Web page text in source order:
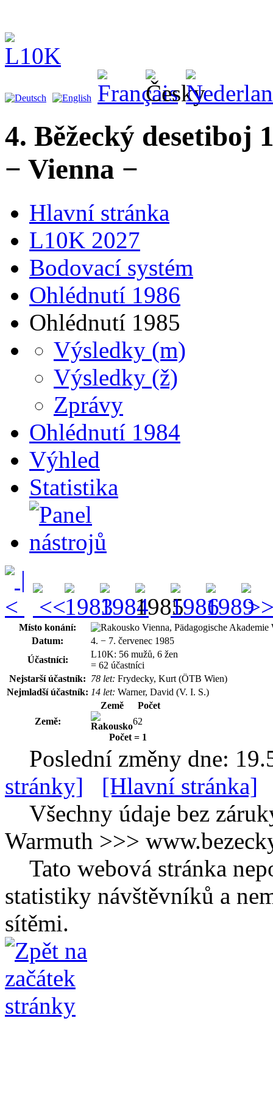
4. Běžecký desetiboj
− Vienna −
Hlavní stránka
L10K 2027
Bodovací systém
Ohlédnutí 1986
Ohlédnutí 1985
Výsledky (m)
Výsledky (ž)
Zprávy
Ohlédnutí 1984
Výhled
Statistika
Místo konání:
Vienna, Pädagogische Akademie
Datum:
4. − 7. červenec 1985
Účastníci:
L10K: 56 mužů, 6 žen
= 62 účastníci
Nejstarší účastník: 78 let: Frydecky, Kurt (ÖTB Wien)
Nejmladší účastník: 14 let: Warner, David (V. I. S.)
Země:
Země
Počet
62
Počet = 1
Poslední změny dne:
stránky]
[Hlavní stránka]
Všechny údaje bez
Warmuth >>>
Tato webová stránka
statistiky návštěvníků a
sítěmi.